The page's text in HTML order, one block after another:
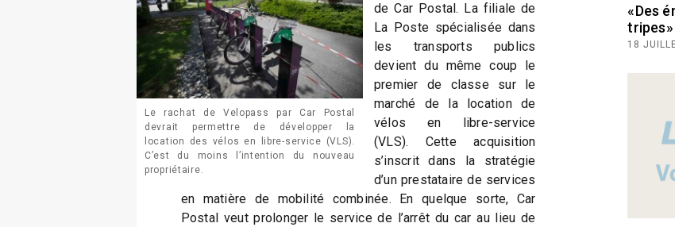
Le rachat de Velopass par Car Postal
devrait permettre de développer la
location des vélos en libre-service (VLS).
C’est du moins l’intention du nouveau
propriétaire.
de Car Postal. La filiale de
La Poste spécialisée dans
les transports publics
devient du même coup le
premier de classe sur le
marché de la location de
vélos en libre-service
(VLS). Cette acquisition
s’inscrit dans la stratégie
d’un prestataire de services
en matière de mobilité combinée. En quelque sorte, Car
Postal veut prolonger le service de l’arrêt du car au lieu de
«Des
tripes»
18